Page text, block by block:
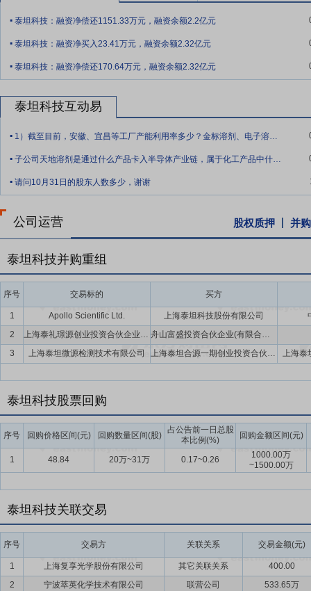
术积累，公司在原材料供应体系、产品体系、平台体系、物流及仓储
剂）、General-Reagent（通用试剂）、Titan Scientific（实验室仪
Tichem（特种化学品）、TEDIA（高纯溶剂）、RADOBIO（科学仪
品快检）、Enormicro（色谱分离）等14个自主品牌，可全方位为客
竞争中形成较为明显的优势。
公司注重信息化管理，既能开发“探索平台”
产品研发、商品管理、采购管理、OEM制造、质量控制体系、仓储
前公司“探索平台”、内部ERP系统数据完全打通，是行业里少数几家
要点11：服务及客户优势
随着公司在产品品牌、电商平台、运营体
通过投资并购、吸引团队等方式，丰富自主品牌产品线。将自身客户
场占有率和品牌地位。
要点13： 产业应用能级优势
公司已形成了上海松江高端化学、生物
剂、电子化学品研发制造基地，上海奉贤生命科学总部园为组合，涵
能满足实验室应用场景，也能对部分应用放大的产品满足客户的生产应
要点14：自愿锁定股份
自公司股票上市之日起三十六个月内,不转让
间接持有的该部分股份。
年以现金方式累计分配的利润不少于最近3年实现的年均可分配利润的
要点16：稳定股价措施
公司首次公开发行股票并上市后三年内,如公
持股份、公司全体董事(独立董事除外)和高级管理人员增持公司股票以
. 泰坦科技：融资净偿还1151.33万元，融资余额2.2亿元
. 泰坦科技：融资净买入23.41万元，融资余额2.32亿元
. 泰坦科技：融资净偿还170.64万元，融资余额2.32亿元
泰坦科技互动易
. 1）截至目前，安徽、宜昌等工厂产能利用率多少？金标溶剂、电子溶剂等核心产品获得订
. 子公司天地溶剂是通过什么产品卡入半导体产业链，属于化工产品中什么大类，主要竞争对
. 请问10月31日的股东人数多少，谢谢
公司运营 股权质押 并
泰坦科技并购重组
序号 交易标的 买方
1 Apollo Scientific Ltd. 上海泰坦科技股份有限公司
2
上海泰礼璟源创业投资合伙企业(有限合伙)
舟山富盛投资合伙企业(有限合伙),上海稣叶企业管理有限公司,上海马达投资有限公司,江阴高新区金融投资有限公司,上海泰坦科技股份有限公司,上海泰礼创业投资管理有限公司,海南泰岳实业发展合伙企业(有限合伙)
3
上海泰坦微源检测技术有限公司 上海泰坦合源一期创业投资合伙企业(有限合伙),上海泰坦科技股份有限公司 上海泰
泰坦科技股票回购
序号 回购价格区间(元) 回购数量区间(股)
占公告前一日总股
本比例(%)
回购金额区间(元)
1 48.84 20万~31万 0.17~0.26
1000.00万
~1500.00万
泰坦科技关联交易
序号 交易方 关联关系 交易金额(元)
1 上海复享光学股份有限公司 其它关联关系
400.00
2
宁波萃英化学技术有限公司 联营公司 533.65万